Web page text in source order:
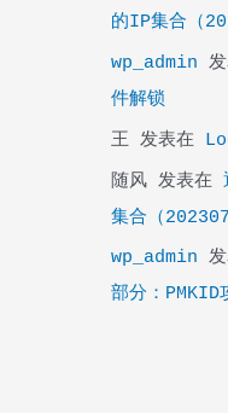
的IP集合（
wp_admin
件解锁
王 发表在
随风 发表在
集合（
wp_admin
部分：PMKID